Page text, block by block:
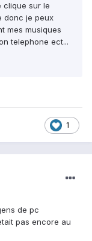
clique sur le
donc je peux
mes musiques
telephone ect...
1
de pc
pas encore au